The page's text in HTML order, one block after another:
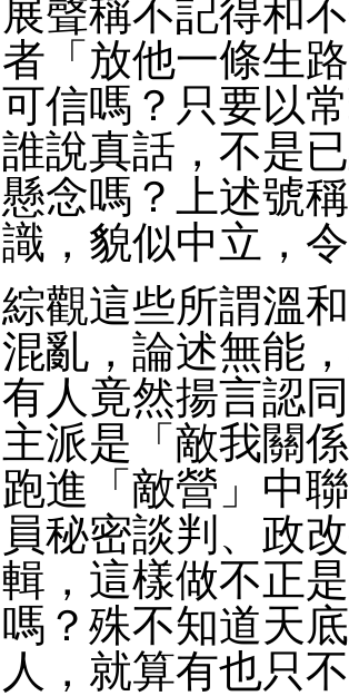
展聲稱不記得和
者「放他一條生
可信嗎？只要以
誰說真話，不是
懸念嗎？上述號
識，貌似中立，
綜觀這些所謂溫
混亂，論述無能
有人竟然揚言認
主派是「敵我關
跑進「敵營」中
員秘密談判、政
輯，這樣做不正
嗎？殊不知道天
人，就算有也只